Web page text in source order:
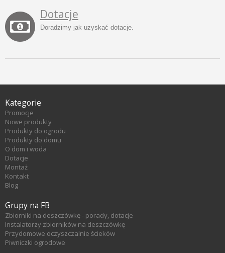
Dotacje
Doradzimy jak uzyskać dotacje.
Kategorie
Promocje
Nowe produkty
Produkty do ogrodu
Produkty do domu
O dom i woda
Dotacje
Montaż
Kontakt
Blog
Grupy na FB
Zbiorniki na deszczówkę - porady, dotacje
Instalatorzy zbiorników na deszczówkę
Przydomowe oczyszczalnie ścieków
Piwniczki ogrodowe